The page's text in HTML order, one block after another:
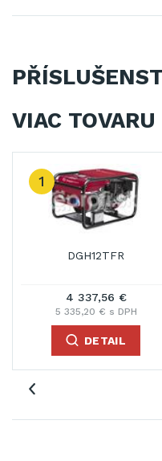
VIAC
1
DGH12TFR
4 337,56 €
5 335,20 € s DPH
DETAIL